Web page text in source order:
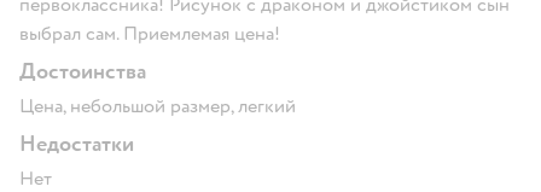
выбрал сам. Приемлемая цена!
Достоинства
Цена, небольшой размер, легкий
Недостатки
Нет